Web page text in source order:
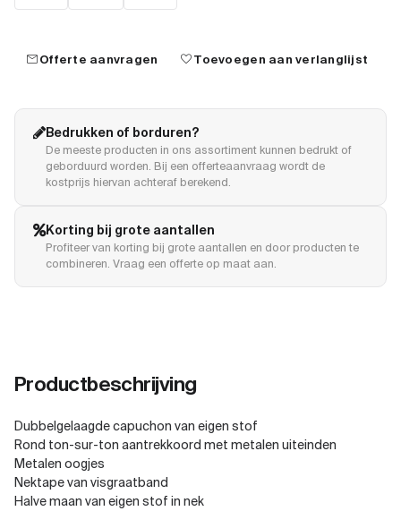
mailOfferte aanvragen favoriteToevoegen aan verlanglijst
Bedrukken of borduren?
De meeste producten in ons assortiment kunnen bedrukt of
geborduurd worden. Bij een offerteaanvraag wordt de
kostprijs hiervan achteraf berekend.
Korting bij grote aantallen
Profiteer van korting bij grote aantallen en door producten te
combineren. Vraag een offerte op maat aan.
Productbeschrijving
Dubbelgelaagde capuchon van eigen stof
Rond ton-sur-ton aantrekkoord met metalen uiteinden
Metalen oogjes
Nektape van visgraatband
Halve maan van eigen stof in nek